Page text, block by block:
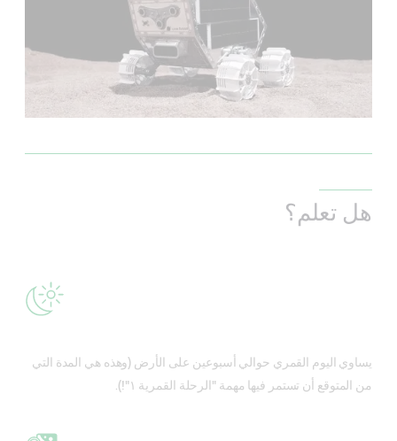
هل تعلم؟
يساوي اليوم القمري حوالي أسبوعين على الأرض (وهذه هي المدة التي
من المتوقع أن تستمر فيها مهمة "الرحلة القمرية ١"!).